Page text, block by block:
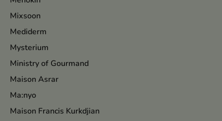
Mixsoon
Mediderm
Mysterium
Ministry of Gourmand
Maison Asrar
Ma:nyo
Maison Francis Kurkdjian